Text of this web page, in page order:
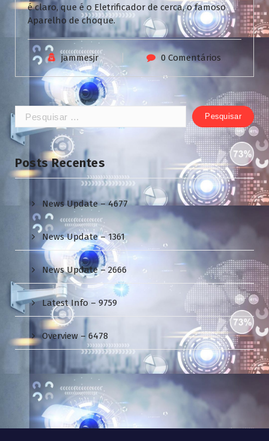
é claro, que é o Eletrificador de cerca, o famoso
Aparelho de choque.
jammesjr 0 Comentários
Pesquisar
por:
Posts Recentes
News Update – 4677
News Update – 1361
News Update – 2666
Latest Info – 9759
Overview – 6478